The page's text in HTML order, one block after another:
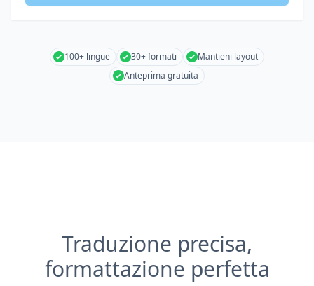
100+ lingue 30+ formati
Mantieni layout
Anteprima gratuita
Traduzione precisa,
formattazione perfetta